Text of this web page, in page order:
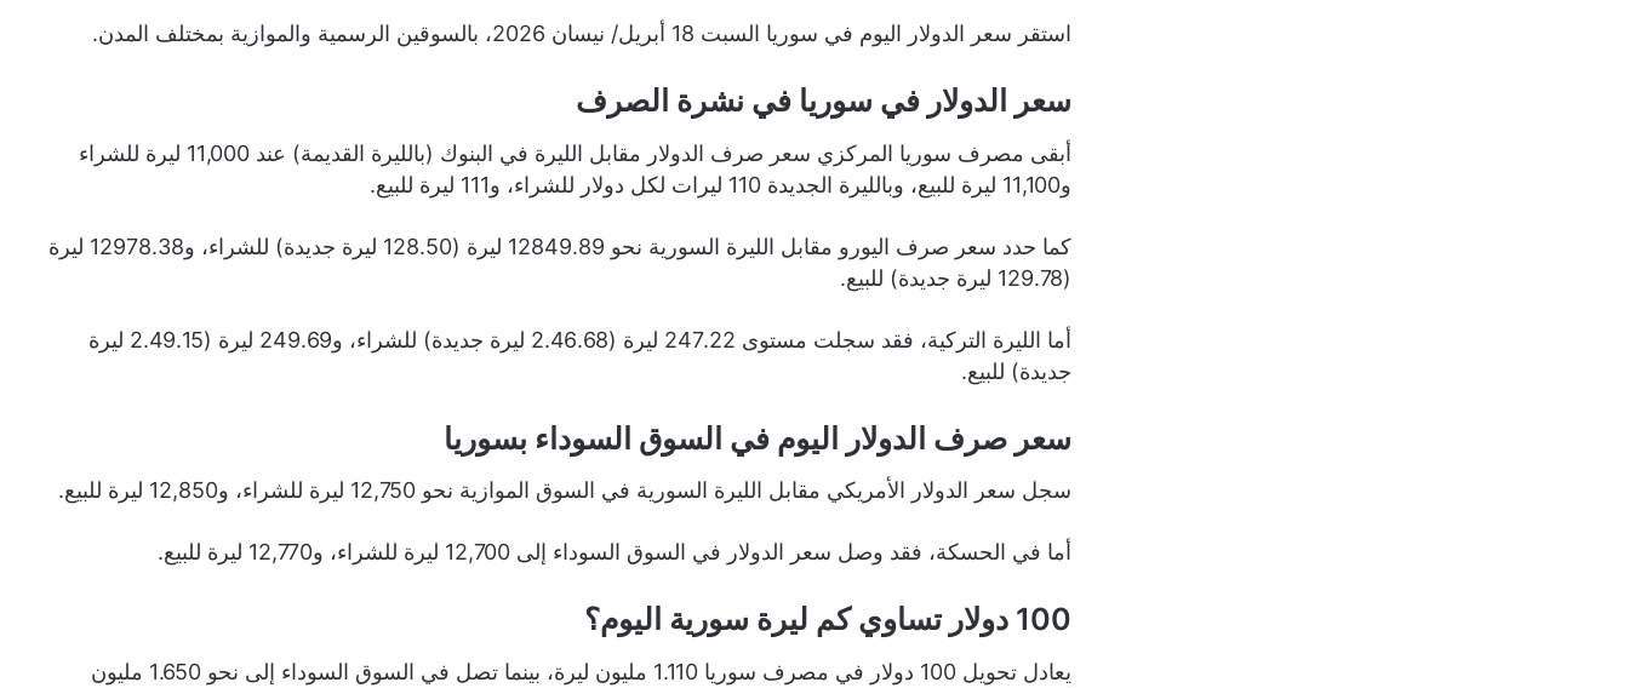
استقر سعر الدولار اليوم في سوريا السبت 18 أبريل/ نيسان 2026، بالسوقين الرسمية والموازية بمختلف المدن.
سعر الدولار في سوريا في نشرة الصرف
أبقى مصرف سوريا المركزي سعر صرف الدولار مقابل الليرة في البنوك (بالليرة القديمة) عند 11,000 ليرة للشراء
و11,100 ليرة للبيع، وبالليرة الجديدة 110 ليرات لكل دولار للشراء، و111 ليرة للبيع.
كما حدد سعر صرف اليورو مقابل الليرة السورية نحو 12849.89 ليرة (128.50 ليرة جديدة) للشراء، و12978.38 ليرة
(129.78 ليرة جديدة) للبيع.
أما الليرة التركية، فقد سجلت مستوى 247.22 ليرة (2.46.68 ليرة جديدة) للشراء، و249.69 ليرة (2.49.15 ليرة
جديدة) للبيع.
سعر صرف الدولار اليوم في السوق السوداء بسوريا
سجل سعر الدولار الأمريكي مقابل الليرة السورية في السوق الموازية نحو 12,750 ليرة للشراء، و12,850 ليرة للبيع.
أما في الحسكة، فقد وصل سعر الدولار في السوق السوداء إلى 12,700 ليرة للشراء، و12,770 ليرة للبيع.
100 دولار تساوي كم ليرة سورية اليوم؟
يعادل تحويل 100 دولار في مصرف سوريا 1.110 مليون ليرة، بينما تصل في السوق السوداء إلى نحو 1.650 مليون